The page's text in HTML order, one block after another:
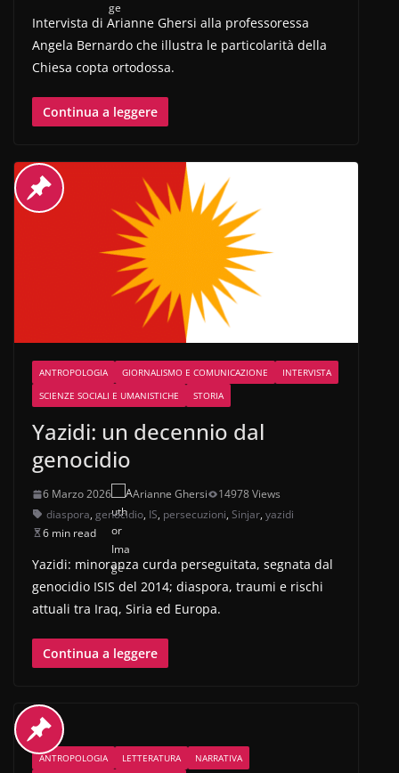
Intervista di Arianne Ghersi alla professoressa
Angela Bernardo che illustra le particolarità della
Chiesa copta ortodossa.
Continua a leggere
ANTROPOLOGIA GIORNALISMO E COMUNICAZIONE
INTERVISTA
SCIENZE SOCIALI E UMANISTICHE
STORIA
Yazidi: un decennio dal
genocidio
6 Marzo 2026 Arianne Ghersi
14978 Views
diaspora, genocidio, IS, persecuzioni, Sinjar, yazidi
6 min read
Yazidi: minoranza curda perseguitata, segnata dal
genocidio ISIS del 2014; diaspora, traumi e rischi
attuali tra Iraq, Siria ed Europa.
Continua a leggere
ANTROPOLOGIA LETTERATURA
NARRATIVA